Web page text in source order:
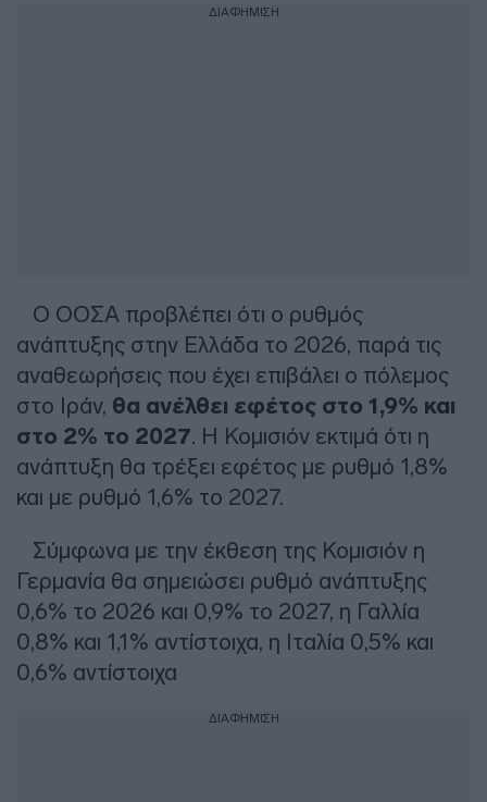
ΔΙΑΦΗΜΙΣΗ
Ο ΟΟΣΑ προβλέπει ότι ο ρυθμός
ανάπτυξης στην Ελλάδα το 2026, παρά τις
αναθεωρήσεις που έχει επιβάλει ο πόλεμος
στο Ιράν, θα ανέλθει εφέτος στο 1,9% και
στο 2% το 2027. Η Κομισιόν εκτιμά ότι η
ανάπτυξη θα τρέξει εφέτος με ρυθμό 1,8%
και με ρυθμό 1,6% το 2027.
Σύμφωνα με την έκθεση της Κομισιόν η
Γερμανία θα σημειώσει ρυθμό ανάπτυξης
0,6% το 2026 και 0,9% το 2027, η Γαλλία
0,8% και 1,1% αντίστοιχα, η Ιταλία 0,5% και
0,6% αντίστοιχα
ΔΙΑΦΗΜΙΣΗ